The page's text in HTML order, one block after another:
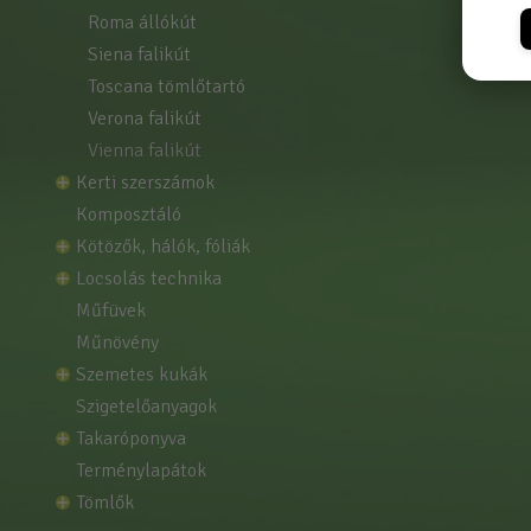
roma állókút
siena falikút
toscana tömlőtartó
verona falikút
vienna falikút
kerti szerszámok
komposztáló
kötözők, hálók, fóliák
locsolás technika
műfüvek
műnövény
szemetes kukák
szigetelőanyagok
takaróponyva
terménylapátok
tömlők